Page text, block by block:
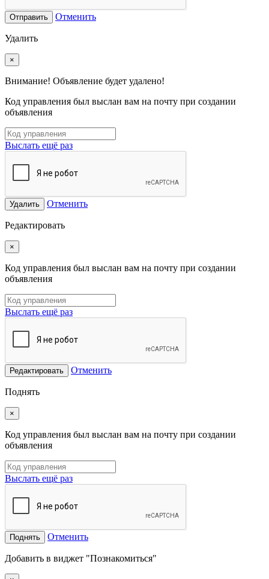
Отправить Отменить
Удалить
×
Внимание! Объявление будет удалено!
Код управления был выслан вам на почту при создании
объявления
Выслать ещё раз
Удалить Отменить
Редактировать
×
Код управления был выслан вам на почту при создании
объявления
Выслать ещё раз
Редактировать Отменить
Поднять
×
Код управления был выслан вам на почту при создании
объявления
Выслать ещё раз
Поднять Отменить
Добавить в виджет "Познакомиться"